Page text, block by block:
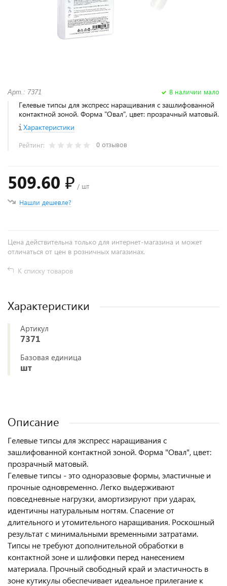
Арт.: 7371 В наличии мало
Гелевые типсы для экспресс наращивания с зашлифованной
контактной зоной. Форма "Овал", цвет: прозрачный матовый.
Характеристики
Рейтинг: 0 отзывов
509.60 ₽ / шт
Нашли дешевле?
Цена действительна только для интернет-магазина и может
отличаться от цен в розничных магазинах.
К списку товаров
Характеристики
Артикул
7371
Базовая единица
шт
Описание
Гелевые типсы для экспресс наращивания с
зашлифованной контактной зоной. Форма "Овал", цвет:
прозрачный матовый.
Гелевые типсы - это одноразовые формы, эластичные и
прочные одновременно. Легко выдерживают
повседневные нагрузки, амортизируют при ударах,
идентичны натуральным ногтям. Спасение от
длительного и утомительного наращивания. Роскошный
результат с минимальными временными затратами.
Типсы не требуют дополнительной обработки в
контактной зоне и шлифовки перед нанесением
материала. Прочный свободный край и эластичность в
зоне кутикулы обеспечивает идеальное прилегание к